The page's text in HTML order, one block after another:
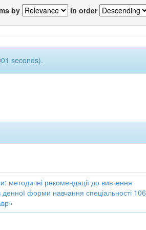
by In order
seconds).
методичні рекомендації до вивчення
денної форми навчання спеціальності 106